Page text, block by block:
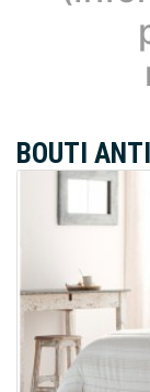
BOUTI